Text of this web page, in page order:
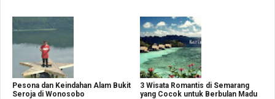
Pesona dan Keindahan Alam Bukit
Seroja di Wonosobo
3 Wisata Romantis di Semarang
yang Cocok untuk Berbulan Madu